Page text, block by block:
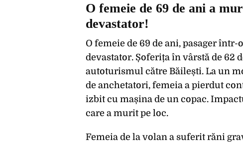
O femeie de 69 de ani a
devastator!
O femeie de 69 de ani, pasager
devastator. Șoferița în vârstă de 62
autoturismul către Băilești. La un
de anchetatori, femeia a pierdut
izbit cu mașina de un copac.
care a murit pe loc.
Femeia de la volan a suferit răni